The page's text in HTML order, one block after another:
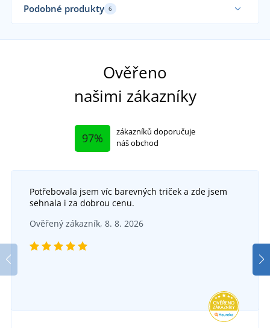
Fleecová mikina s výšivkou Divočák
SKLADEM
Podobné produkty 6
Pletená čepice s výšivkou Víno
Ověřeno
našimi zákazníky
97%
zákazníků doporučuje
náš obchod
Potřebovala jsem víc barevných triček a zde jsem
sehnala i za dobrou cenu.
Ověřený zákazník, 8. 8. 2026